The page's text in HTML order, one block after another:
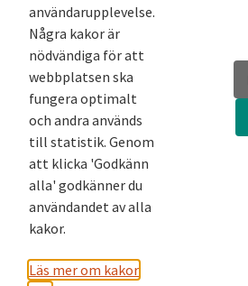
Arkivsök
Fornsök
Fornreg
Bebyggelseregistret
Runor
Kringla
användarupplevelse.
Några kakor är
nödvändiga för att
webbplatsen ska
fungera optimalt
och andra används
till statistik. Genom
att klicka 'Godkänn
alla' godkänner du
användandet av alla
kakor.
Läs mer om kakor